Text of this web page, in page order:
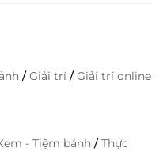
/Giải trí /Giải trí online
- Tiệm bánh /Thực